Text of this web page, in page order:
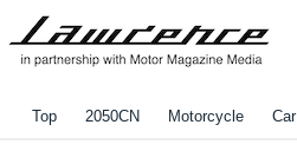
Top 2050CN Motorcycle Car